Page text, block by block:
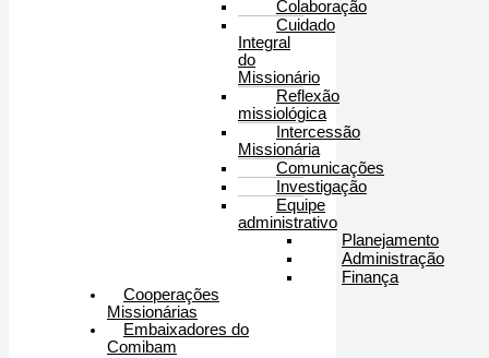
Colaboração
Cuidado
Integral
do
Missionário
Reflexão
missiológica
Intercessão
Missionária
Comunicações
Investigação
Equipe
administrativo
Planejamento
Administração
Finança
Cooperações
Missionárias
Embaixadores do
Comibam